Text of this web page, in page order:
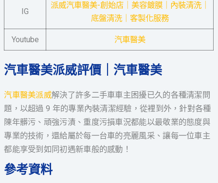
IG
派威汽車醫美-創始店｜美容鍍膜｜內裝清洗｜
底盤清洗｜客製化服務
Youtube 汽車醫美
汽車醫美派威評價｜汽車醫美
汽車醫美派威解決了許多二手車車主困擾已久的各種清潔問
題，以超過 9 年的專業內裝清潔經驗，從裡到外，針對各種
陳年髒污、頑強污漬、重度污損車況都能以最敬業的態度與
專業的技術，還給屬於每一台車的亮麗風采、讓每一位車主
都能享受到如同初遇新車般的感動！
參考資料